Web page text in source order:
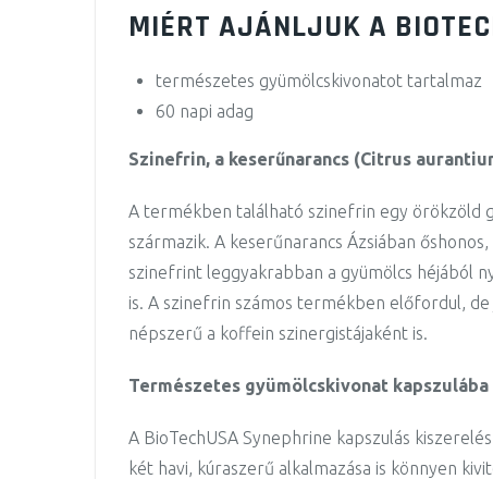
MIÉRT AJÁNLJUK A
természetes gyümölcskivonatot tartalmaz
60 napi adag
Szinefrin, a keserűnarancs (Citrus
A termékben található szinefrin egy örökzöld
származik. A keserűnarancs Ázsiában
szinefrint leggyakrabban a gyümölcs héjából
is. A szinefrin számos termékben előfordul,
népszerű a koffein szinergistájaként is.
Természetes gyümölcskivonat kapszulába
A BioTechUSA Synephrine kapszulás
két havi, kúraszerű alkalmazása is könnyen